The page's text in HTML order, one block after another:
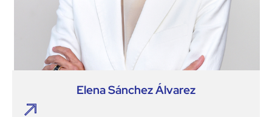
Elena Sánchez Álvarez